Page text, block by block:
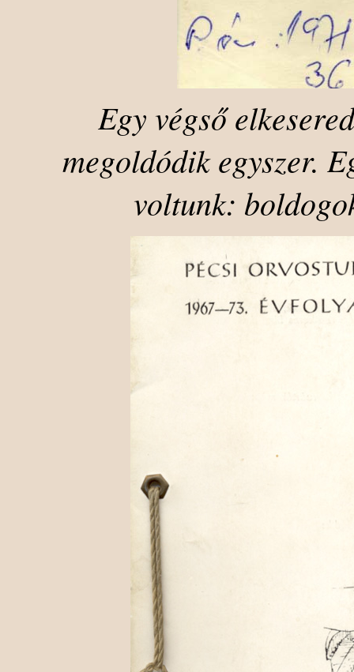
Egy végső
megoldódik egyszer.
voltunk: